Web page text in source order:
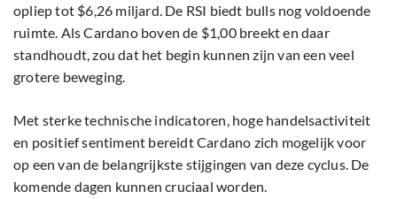
opliep tot $6,26 miljard. De RSI biedt bulls nog voldoende
ruimte. Als Cardano boven de $1,00 breekt en daar
standhoudt, zou dat het begin kunnen zijn van een veel
grotere beweging.
Met sterke technische indicatoren, hoge handelsactiviteit
en positief sentiment bereidt Cardano zich mogelijk voor
op een van de belangrijkste stijgingen van deze cyclus. De
komende dagen kunnen cruciaal worden.